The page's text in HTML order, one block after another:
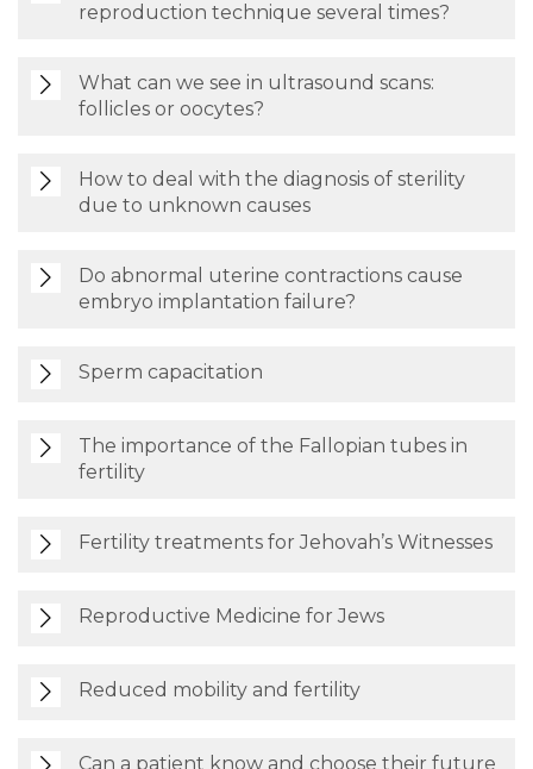
reproduction technique several times?
What can we see in ultrasound scans:
follicles or oocytes?
How to deal with the diagnosis of sterility
due to unknown causes
Do abnormal uterine contractions cause
embryo implantation failure?
Sperm capacitation
The importance of the Fallopian tubes in
fertility
Fertility treatments for Jehovah’s Witnesses
Reproductive Medicine for Jews
Reduced mobility and fertility
Can a patient know and choose their future